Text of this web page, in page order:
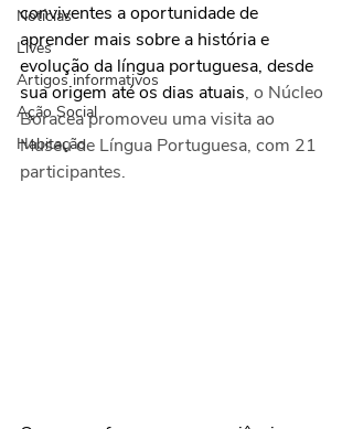
Notícias
Lives
Artigos informativos
Ação Social
Habitação
conviventes a oportunidade de
aprender mais sobre a história e
evolução da língua portuguesa, desde
sua origem até os dias atuais, o Núcleo
Boracea promoveu uma visita ao
Museu de Língua Portuguesa, com 21
participantes.